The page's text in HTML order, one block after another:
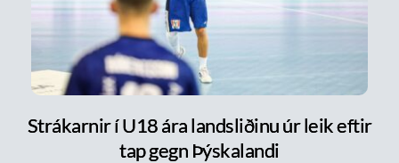
Strákarnir í U18 ára landsliðinu úr leik eftir
tap gegn Þýskalandi